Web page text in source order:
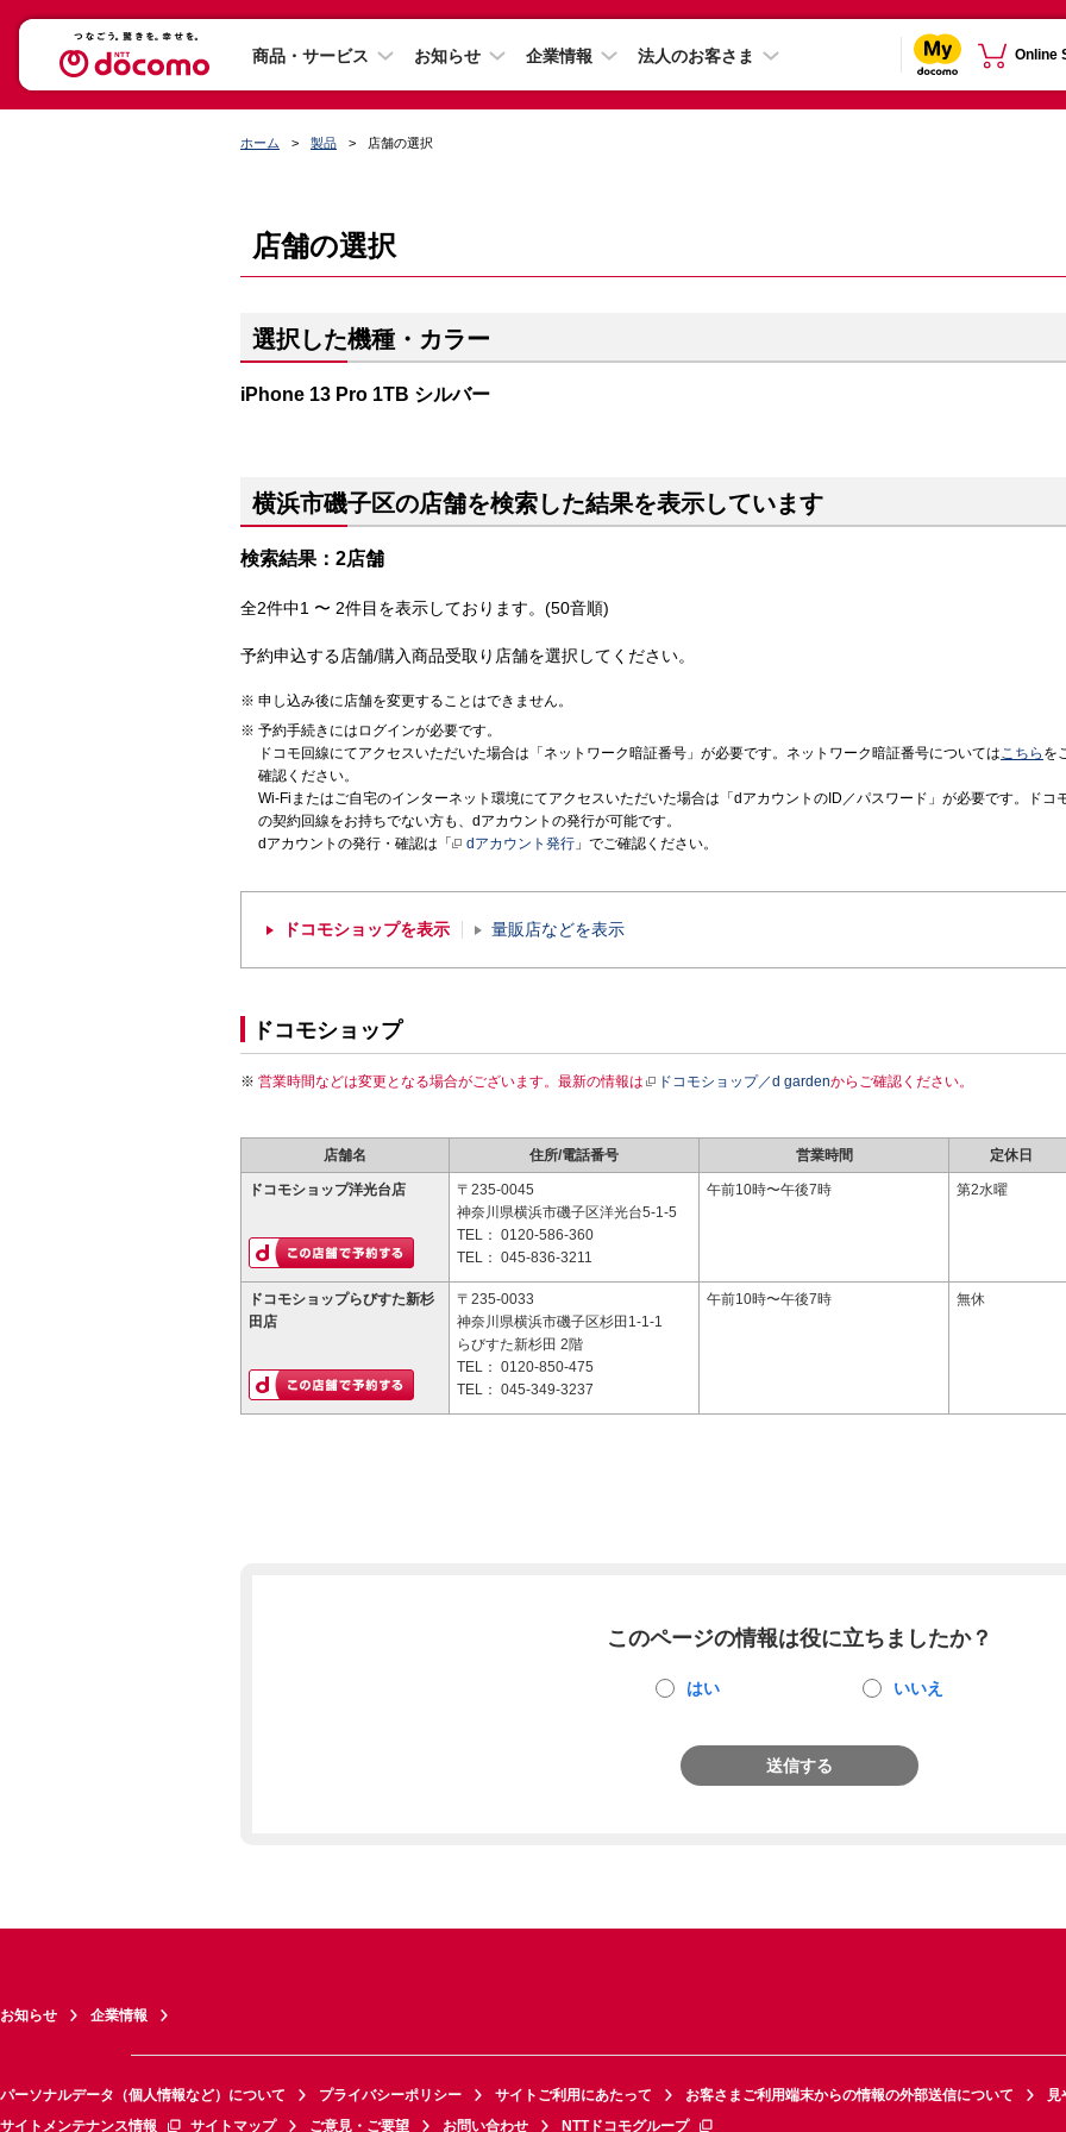
商品・サービス お知らせ 企業情報 法人のお客さま Online
ホーム 製品 店舗の選択
店舗の選択
選択した機種・カラー
iPhone 13 Pro 1TB シルバー
横浜市磯子区の店舗を検索した結果を表示しています
検索結果：2店舗
全2件中1 〜 2件目を表示しております。(50音順)
予約申込する店舗/購入商品受取り店舗を選択してください。
申し込み後に店舗を変更することはできません。
予約手続きにはログインが必要です。
ドコモ回線にてアクセスいただいた場合は「ネットワーク暗証番号」が必要です。ネットワーク暗証番号についてはこちら を
確認ください。
Wi-Fiまたはご自宅のインターネット環境にてアクセスいただいた場合は「dアカウントのID／パスワード」が必要です。ドコ
の契約回線をお持ちでない方も、dアカウントの発行が可能です。
dアカウントの発行・確認は「
dアカウント発行 」でご確認ください。
ドコモショップを表示 量販店などを表示
ドコモショップ
営業時間などは変更となる場合がございます。最新の情報は ドコモショップ／d gardenからご確認ください。
店舗名 住所/電話番号 営業時間 定休日
ドコモショップ洋光台店
〒235-0045
神奈川県横浜市磯子区洋光台5-1-5
TEL： 0120-586-360
TEL： 045-836-3211
午前10時〜午後7時 第2水曜
ドコモショップらびすた新杉
田店
〒235-0033
神奈川県横浜市磯子区杉田1-1-1
らびすた新杉田 2階
TEL： 0120-850-475
TEL： 045-349-3237
午前10時〜午後7時 無休
このページの情報は役に立ちましたか？
はい いいえ
送信する
お知らせ 企業情報
パーソナルデータ（個人情報など）について プライバシーポリシー サイトご利用にあたって お客さまご利用端末からの情報の外部送信について
見
サイトメンテナンス情報
サイトマップ ご意見・ご要望 お問い合わせ NTTドコモグループ